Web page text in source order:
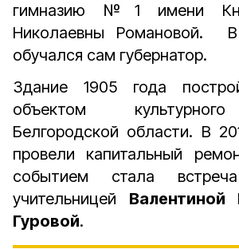
гимназию №1 имени
Николаевны Романовой.
обучался сам губернатор.
Здание 1905 года
объектом
Белгородской области. В
провели капитальный
событием стала
учительницей Валентиной
Гуровой.